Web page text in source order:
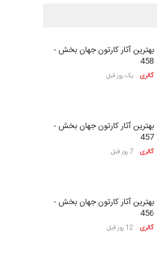
مهلت 23 روز دیگر
مهلت 23 روز دیگر
مهلت 24 روز دیگر
بهترین آثار کارتون جهان بخش -
458
گالری یک روز قبل
بهترین آثار کارتون جهان بخش -
457
گالری 7 روز قبل
بهترین آثار کارتون جهان بخش -
456
گالری 12 روز قبل